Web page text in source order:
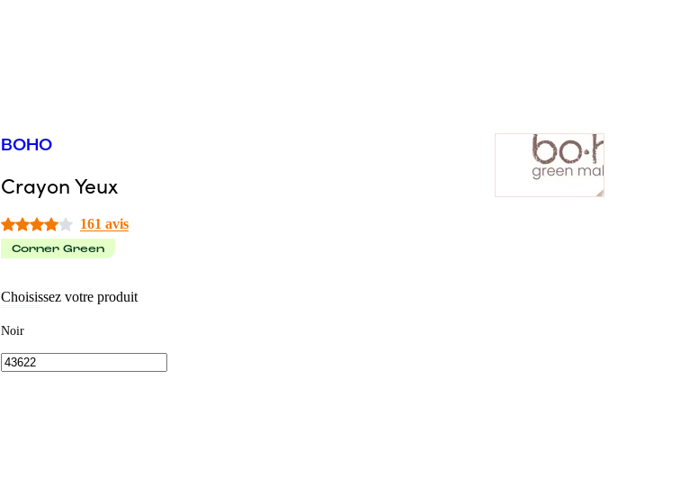
BOHO
Crayon Yeux
161 avis
Corner Green
Choisissez votre produit
Noir